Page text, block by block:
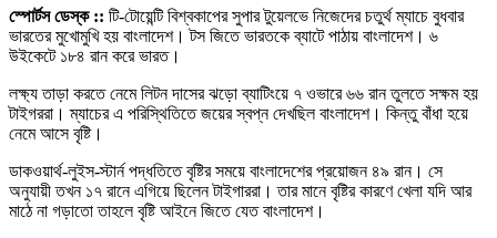
স্পোর্টস ডেস্ক :: টি-টোয়েন্টি বিশ্বকাপের সুপার টুয়েলভে নিজেদের চতুর্থ ম্যাচে বুধবার
ভারতের মুখোমুখি হয় বাংলাদেশ। টস জিতে ভারতকে ব্যাটে পাঠায় বাংলাদেশ। ৬
উইকেটে ১৮৪ রান করে ভারত।
লক্ষ্য তাড়া করতে নেমে লিটন দাসের ঝড়ো ব্যাটিংয়ে ৭ ওভারে ৬৬ রান তুলতে সক্ষম হয়
টাইগররা। ম্যাচের এ পরিস্থিতিতে জয়ের স্বপ্ন দেখছিল বাংলাদেশ। কিন্তু বাঁধা হয়ে
নেমে আসে বৃষ্টি।
ডাকওয়ার্থ-লুইস-স্টার্ন পদ্ধতিতে বৃষ্টির সময়ে বাংলাদেশের প্রয়োজন ৪৯ রান। সে
অনুযায়ী তখন ১৭ রানে এগিয়ে ছিলেন টাইগাররা। তার মানে বৃষ্টির কারণে খেলা যদি আর
মাঠে না গড়াতো তাহলে বৃষ্টি আইনে জিতে যেত বাংলাদেশ।